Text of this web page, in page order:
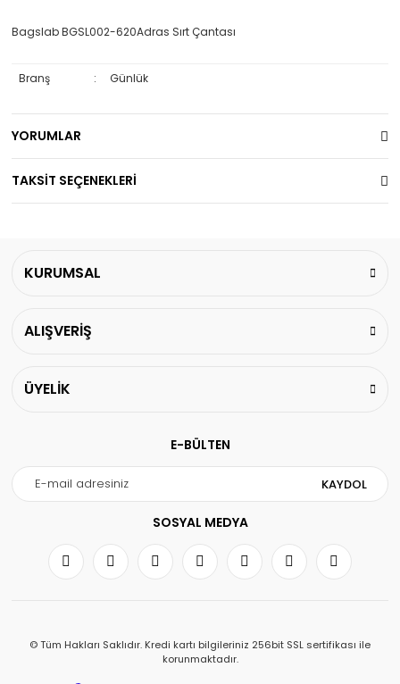
Bagslab BGSL002-620Adras Sırt Çantası
Branş : Günlük
YORUMLAR
TAKSİT SEÇENEKLERİ
KURUMSAL
ALIŞVERİŞ
ÜYELİK
E-BÜLTEN
KAYDOL
SOSYAL MEDYA
© Tüm Hakları Saklıdır. Kredi kartı bilgileriniz 256bit SSL sertifikası ile
korunmaktadır.